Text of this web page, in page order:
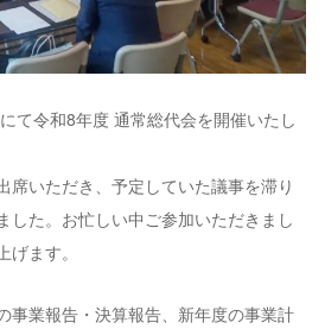
て令和8年度 通常総代会を開催いたし
席いただき、予定していた議事を滞り
した。お忙しい中ご参加いただきまし
ます。
事業報告・決算報告、新年度の事業計